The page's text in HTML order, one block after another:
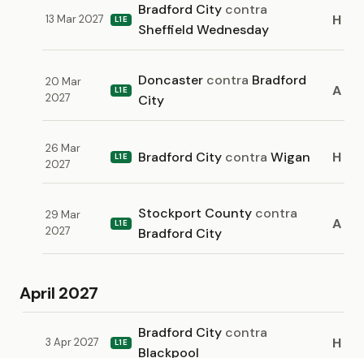
13 Mar 2027 L1E
Bradford City contra
Sheffield Wednesday
H
20 Mar
2027
L1E
Doncaster contra Bradford
City
A
26 Mar
2027
L1E Bradford City contra Wigan H
29 Mar
2027
L1E
Stockport County contra
Bradford City
A
April 2027
3 Apr 2027 L1E
Bradford City contra
Blackpool
H